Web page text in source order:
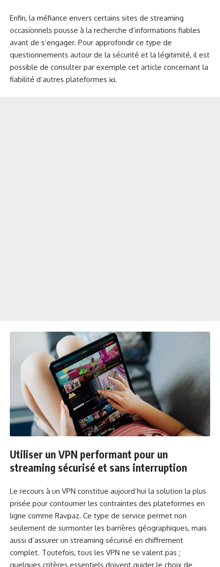
Enfin, la méfiance envers certains sites de streaming
occasionnels pousse à la recherche d’informations fiables
avant de s’engager. Pour approfondir ce type de
questionnements autour de la sécurité et la légitimité, il est
possible de consulter par exemple cet article concernant la
fiabilité d’autres plateformes ici.
Utiliser un VPN performant pour un
streaming sécurisé et sans interruption
Le recours à un VPN constitue aujourd’hui la solution la plus
prisée pour contourner les contraintes des plateformes en
ligne comme Ravpaz. Ce type de service permet non
seulement de surmonter les barrières géographiques, mais
aussi d’assurer un streaming sécurisé en chiffrement
complet. Toutefois, tous les VPN ne se valent pas ;
quelques critères essentiels doivent guider le choix de